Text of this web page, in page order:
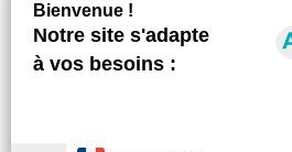
Les
interpréter les
En partenariat